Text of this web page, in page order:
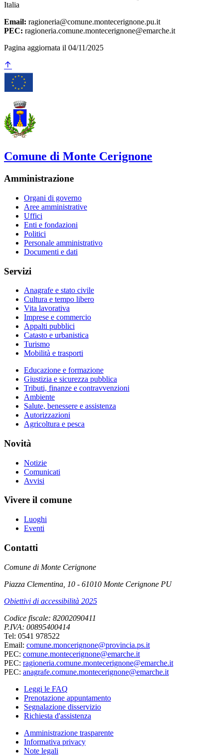
Italia
Email: ragioneria@comune.montecerignone.pu.it
PEC: ragioneria.comune.montecerignone@emarche.it
Pagina aggiornata il 04/11/2025
Comune di Monte Cerignone
Amministrazione
Organi di governo
Aree amministrative
Uffici
Enti e fondazioni
Politici
Personale amministrativo
Documenti e dati
Servizi
Anagrafe e stato civile
Cultura e tempo libero
Vita lavorativa
Imprese e commercio
Appalti pubblici
Catasto e urbanistica
Turismo
Mobilità e trasporti
Educazione e formazione
Giustizia e sicurezza pubblica
Tributi, finanze e contravvenzioni
Ambiente
Salute, benessere e assistenza
Autorizzazioni
Agricoltura e pesca
Novità
Notizie
Comunicati
Avvisi
Vivere il comune
Luoghi
Eventi
Contatti
Comune di Monte Cerignone
Piazza Clementina, 10 - 61010 Monte Cerignone PU
Obiettivi di accessibilità 2025
Codice fiscale: 82002090411
P.IVA: 00895400414
Tel: 0541 978522
Email: comune.moncerignone@provincia.ps.it
PEC: comune.montecerignone@emarche.it
PEC: ragioneria.comune.montecerignone@emarche.it
PEC: anagrafe.comune.montecerignone@emarche.it
Leggi le FAQ
Prenotazione appuntamento
Segnalazione disservizio
Richiesta d'assistenza
Amministrazione trasparente
Informativa privacy
Note legali